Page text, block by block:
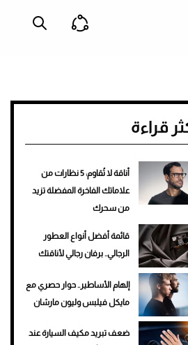
قراءة
أناقة لا تُقاوم: 5 نظارات من
علاماتك الفاخرة المفضلة تزيد
من سحرك
قائمة أفضل أنواع العطور
الرجالي.. برفان رجالي لأناقتك
إلهام الأساطير.. حوار حصري مع
مايكل فيلبس وليون مارشان
ضعف تبريد مكيف السيارة عند